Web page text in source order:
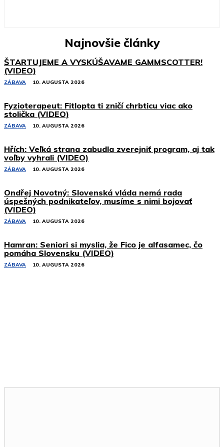
Najnovšie články
ŠTARTUJEME A VYSKÚŠAVAME GAMMSCOTTER!
(VIDEO)
ZÁBAVA 10. AUGUSTA 2026
Fyzioterapeut: Fitlopta ti zničí chrbticu viac ako
stolička (VIDEO)
ZÁBAVA 10. AUGUSTA 2026
Hřích: Veľká strana zabudla zverejniť program, aj tak
voľby vyhrali (VIDEO)
ZÁBAVA 10. AUGUSTA 2026
Ondřej Novotný: Slovenská vláda nemá rada
úspešných podnikateľov, musíme s nimi bojovať
(VIDEO)
ZÁBAVA 10. AUGUSTA 2026
Hamran: Seniori si myslia, že Fico je alfasamec, čo
pomáha Slovensku (VIDEO)
ZÁBAVA 10. AUGUSTA 2026